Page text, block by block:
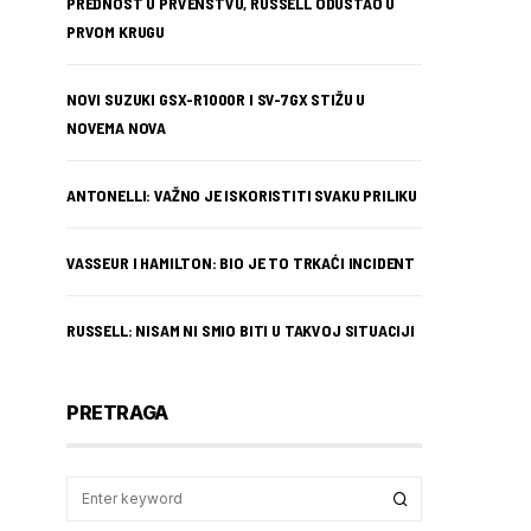
PRVOM KRUGU
NOVI SUZUKI GSX-R1000R I SV-7GX STIŽU U
NOVEMA NOVA
ANTONELLI: VAŽNO JE ISKORISTITI SVAKU PRILIKU
VASSEUR I HAMILTON: BIO JE TO TRKAĆI INCIDENT
RUSSELL: NISAM NI SMIO BITI U TAKVOJ SITUACIJI
PRETRAGA